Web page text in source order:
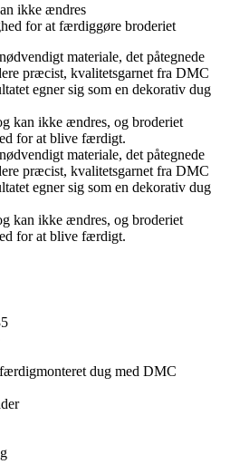
ikke ændres
for at færdiggøre broderiet
materiale, det påtegnede
præcist, kvalitetsgarnet fra DMC
egner sig som en dekorativ dug
kan ikke ændres, og broderiet
for at blive færdigt.
materiale, det påtegnede
præcist, kvalitetsgarnet fra DMC
egner sig som en dekorativ dug
kan ikke ændres, og broderiet
for at blive færdigt.
dug med DMC